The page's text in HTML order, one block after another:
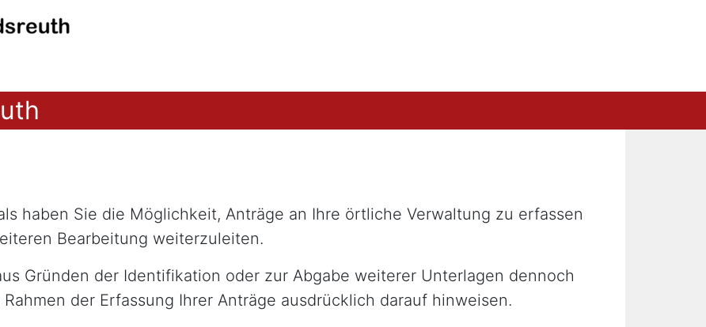
haben Sie die Möglichkeit, Anträge an Ihre örtliche Verwaltung zu erfassen
Bearbeitung weiterzuleiten.
Gründen der Identifikation oder zur Abgabe weiterer Unterlagen dennoch
der Erfassung Ihrer Anträge ausdrücklich darauf hinweisen.